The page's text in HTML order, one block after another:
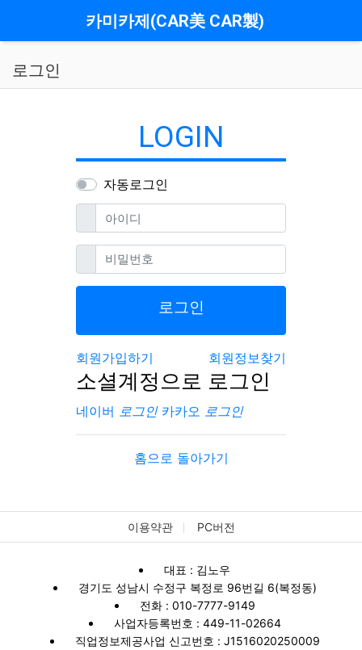
카미카제(CAR美 CAR製)
로그인
LOGIN
자동로그인
아이디필수
비밀번호필수
로그인
회원가입하기 회원정보찾기
소셜계정으로 로그인
네이버 로그인 카카오 로그인
홈으로 돌아가기
이용약관 PC버전
대표 : 김노우
경기도 성남시 수정구 복정로 96번길 6(복정동)
전화 : 010-7777-9149
사업자등록번호 : 449-11-02664
직업정보제공사업 신고번호 : J1516020250009